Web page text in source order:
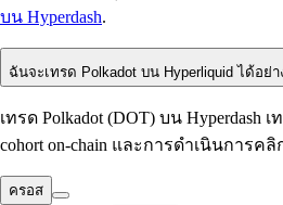
บน Hyperdash.
ฉันจะเทรด Polkadot บน Hyperliquid ได้อย่า
เทรด Polkadot (DOT) บน
cohort on-chain และการดำเนินการค
ครอส